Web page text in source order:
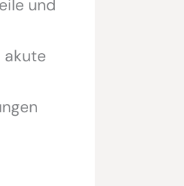
und
akute